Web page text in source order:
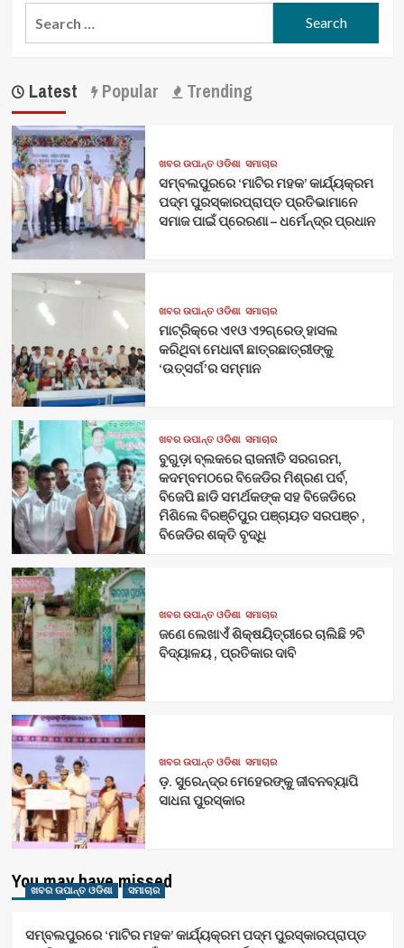
Latest Popular Trending
ଖବର ଉପାନ୍ତ ଓଡିଶା ସମାଚାର
ସମ୍ବଲପୁରରେ ‘ମାଟିର ମହକ’ କାର୍ଯ୍ୟକ୍ରମ
ପଦ୍ମ ପୁରସ୍କାରପ୍ରାପ୍ତ ପ୍ରତିଭାମାନେ
ସମାଜ ପାଇଁ ପ୍ରେରଣା – ଧର୍ମେନ୍ଦ୍ର ପ୍ରଧାନ
ଖବର ଉପାନ୍ତ ଓଡିଶା ସମାଚାର
ମାଟ୍ରିକ୍‌ରେ ଏ୧ଓ ଏ୨ଗ୍ରେଡ୍‌ ହାସଲ
କରିଥିବା ମେଧାବୀ ଛାତ୍ରଛାତ୍ରୀଙ୍କୁ
‘ଉତ୍ସର୍ଗ’ର ସମ୍ମାନ
ଖବର ଉପାନ୍ତ ଓଡିଶା ସମାଚାର
ବୁଗୁଡ଼ା ବ୍ଲକରେ ରାଜନୀତି ସରଗରମ,
କଦମ୍ବମଠରେ ବିଜେଡିର ମିଶ୍ରଣ ପର୍ବ,
ବିଜେପି ଛାଡି ସମର୍ଥକଙ୍କ ସହ ବିଜେଡିରେ
ମିଶିଲେ ବିରଞ୍ଚିପୁର ପଞ୍ଚାୟତ ସରପଞ୍ଚ ,
ବିଜେଡିର ଶକ୍ତି ବୃଦ୍ଧି
ଖବର ଉପାନ୍ତ ଓଡିଶା ସମାଚାର
ଜଣେ ଲେଖାଏଁ ଶିକ୍ଷୟିତ୍ରୀରେ ଚାଲିଛି ୨ଟି
ବିଦ୍ୟାଳୟ , ପ୍ରତିକାର ଦାବି
ଖବର ଉପାନ୍ତ ଓଡିଶା ସମାଚାର
ଡ଼. ସୁରେନ୍ଦ୍ର ମେହେରଙ୍କୁ ଜୀବନବ୍ୟାପି
ସାଧନା ପୁରସ୍କାର
You may have missed
ଖବର ଉପାନ୍ତ ଓଡିଶା ସମାଚାର
ସମ୍ବଲପୁରରେ ‘ମାଟିର ମହକ’ କାର୍ଯ୍ୟକ୍ରମ ପଦ୍ମ ପୁରସ୍କାରପ୍ରାପ୍ତ